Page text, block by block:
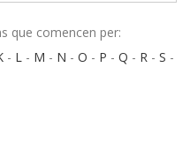
que comencen per:
- L - M - N - O - P - Q - R - S -